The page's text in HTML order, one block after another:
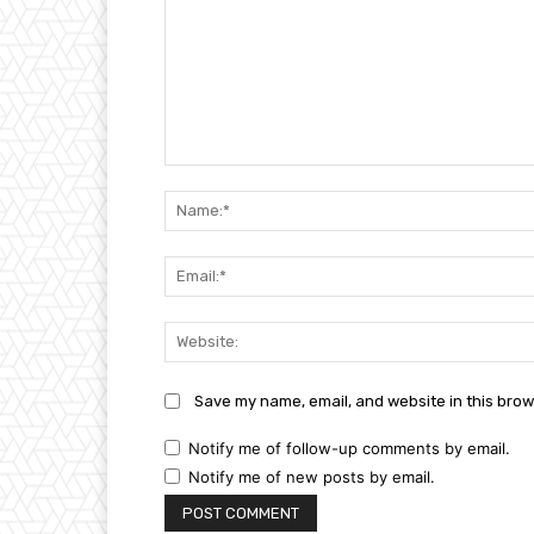
Save my name, email, and website in this
Notify me of follow-up comments by email.
Notify me of new posts by email.